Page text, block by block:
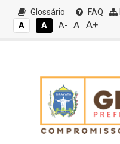
Glossário FAQ
A
A A- A A+